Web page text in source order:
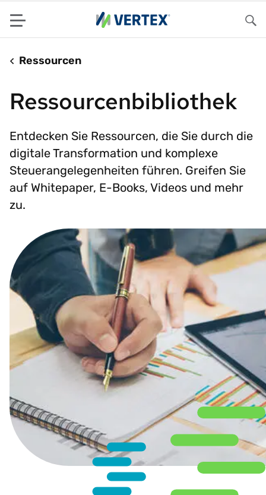
Menu
Ressourcen
Ressourcenbibliothek
Entdecken Sie Ressourcen, die Sie durch die
digitale Transformation und komplexe
Steuerangelegenheiten führen. Greifen Sie
auf Whitepaper, E-Books, Videos und mehr
zu.